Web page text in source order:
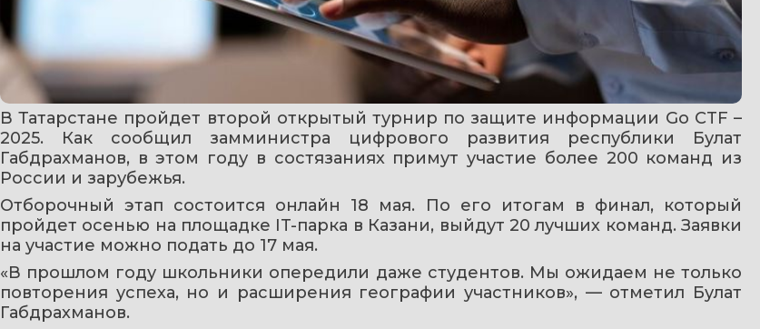
В Татарстане пройдет второй открытый турнир по защите информации Go CTF –
2025. Как сообщил замминистра цифрового развития республики Булат
Габдрахманов, в этом году в состязаниях примут участие более 200 команд из
России и зарубежья.
Отборочный этап состоится онлайн 18 мая. По его итогам в финал, который
пройдет осенью на площадке IT-парка в Казани, выйдут 20 лучших команд. Заявки
на участие можно подать до 17 мая.
«В прошлом году школьники опередили даже студентов. Мы ожидаем не только
повторения успеха, но и расширения географии участников», — отметил Булат
Габдрахманов.